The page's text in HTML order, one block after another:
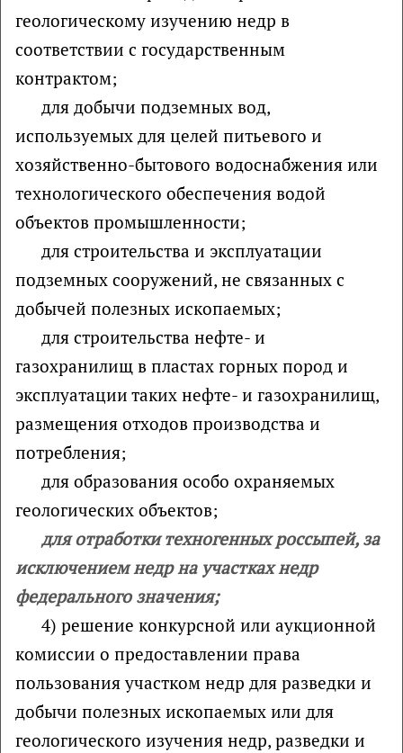
геологическому изучению недр в
соответствии с государственным
контрактом;
для добычи подземных вод,
используемых для целей питьевого и
хозяйственно-бытового водоснабжения или
технологического обеспечения водой
объектов промышленности;
для строительства и эксплуатации
подземных сооружений, не связанных с
добычей полезных ископаемых;
для строительства нефте- и
газохранилищ в пластах горных пород и
эксплуатации таких нефте- и газохранилищ,
размещения отходов производства и
потребления;
для образования особо охраняемых
геологических объектов;
для отработки техногенных россыпей, за
исключением недр на участках недр
федерального значения;
4) решение конкурсной или аукционной
комиссии о предоставлении права
пользования участком недр для разведки и
добычи полезных ископаемых или для
геологического изучения недр, разведки и